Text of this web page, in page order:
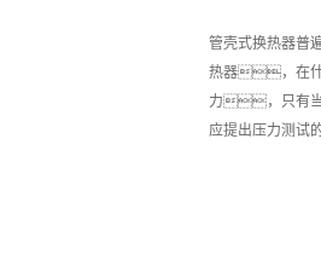
管壳式换热器
热器，在
力，只有
应提出压力